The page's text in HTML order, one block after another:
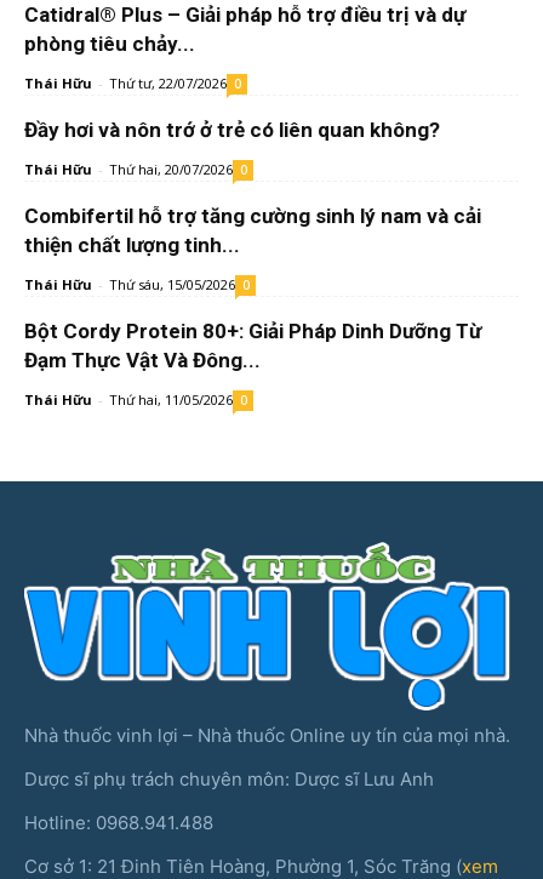
Catidral® Plus – Giải pháp hỗ trợ điều trị và dự
phòng tiêu chảy...
Thái Hữu - Thứ tư, 22/07/2026 0
Đầy hơi và nôn trớ ở trẻ có liên quan không?
Thái Hữu - Thứ hai, 20/07/2026 0
Combifertil hỗ trợ tăng cường sinh lý nam và cải
thiện chất lượng tinh...
Thái Hữu - Thứ sáu, 15/05/2026 0
Bột Cordy Protein 80+: Giải Pháp Dinh Dưỡng Từ
Đạm Thực Vật Và Đông...
Thái Hữu - Thứ hai, 11/05/2026 0
Nhà thuốc vinh lợi – Nhà thuốc Online uy tín của mọi nhà.
Dược sĩ phụ trách chuyên môn: Dược sĩ Lưu Anh
Hotline: 0968.941.488
Cơ sở 1: 21 Đinh Tiên Hoàng, Phường 1, Sóc Trăng (xem